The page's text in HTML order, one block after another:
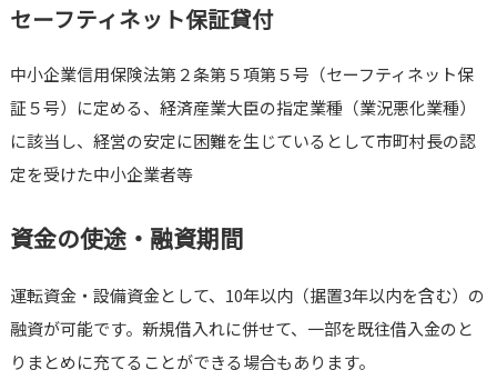
セーフティネット保証貸付
中小企業信用保険法第２条第５項第５号（セーフティネット保
証５号）に定める、経済産業大臣の指定業種（業況悪化業種）
に該当し、経営の安定に困難を生じているとして市町村長の認
定を受けた中小企業者等
資金の使途・融資期間
運転資金・設備資金として、10年以内（据置3年以内を含む）の
融資が可能です。新規借入れに併せて、一部を既往借入金のと
りまとめに充てることができる場合もあります。